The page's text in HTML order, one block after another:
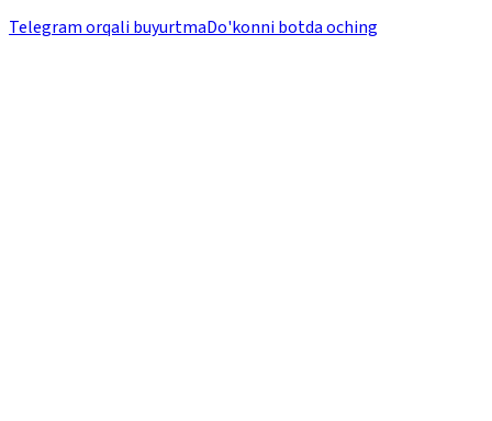
Telegram orqali buyurtmaDo'konni botda oching